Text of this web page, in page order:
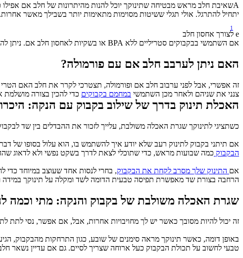
Aשאיבת חלב מראש מבטיחה שתינוקך יוכל להנות מהיתרונות של חלב אם אפילו כשאת לא שם כדי להאכיל אותו בעצמך. שימוש
יתחיל להתרגל. אולי תגלי ששיטות מסוימות מתאימות יותר בשבילך מאשר אחרות.
e לצורך אחסון חלב
1
אם השתמשי בבקבוקים סטריליים ללא BPA או בשקיות לאחסון חלב אם. ניתן להקפיא חלב אם מיד או לשמור במקרר לעד ארבעה ימים או לשמור בטמפרטורת החדר לעד ארבע שעות.
האם ניתן לערבב חלב אם עם פורמולה?
צנני את שניהם ולאחר מכן השתמשי במחמם בקבוקים כדי להכין בצורה
האכלת תינוק בדרך של שילוב בקבוק עם הנקה:
כשתציגי לתינוקך שגרת האכלה משולבת, עלייך לזכור את ההבדלים בין שד
אם תיתני בקבוק לתינוק רעב שלא יודע איך להשתמש בו, הוא עלול בסופו של
הבקבוק כמה שבועות מראש, כדי שתוכלי לצאת לדרך בשקט נפשי ולא לדאוג
אם התינוק שלך מסרב לקחת את הבקבוק, בחרי לנסות אחד שעוצב במיוחד כדי
הרחבה בצורת שד מאפשרת תפיסה טבעית הדומה לשד ומקלה על תינוקך במידה
שגרת האכלה משולבת של בקבוק והנקה: מתי וכמה
זה יכול להיות מסובך כאשר יש לך מחויבויות אחרות, אבל, אם אפשר, נסי לתת
טבעי לחשוב על תכולת הבקבוק כעל ארוחה שצריך לסיים. גם אם עדיין נשאר